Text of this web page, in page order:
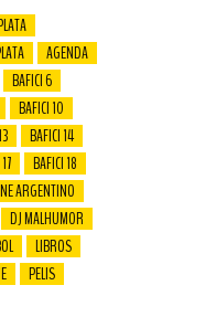
AGENDA
BAFICI 6
BAFICI 10
BAFICI 14
BAFICI 18
ARGENTINO
DJ MALHUMOR
LIBROS
PELIS